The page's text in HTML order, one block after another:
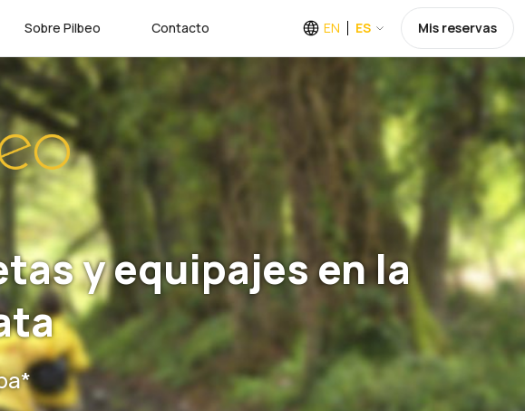
Sobre Pilbeo Contacto EN ES Mis reservas
y equipajes en la